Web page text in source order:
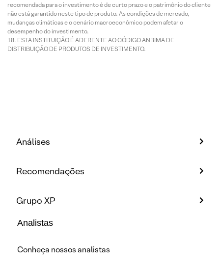
recomendada para o investimento é de curto prazo e o patrimônio do cliente
não está garantido neste tipo de produto. As condições de mercado,
mudanças climáticas e o cenário macroeconômico podem afetar o
desempenho do investimento.
ESTA INSTITUIÇÃO É ADERENTE AO CÓDIGO ANBIMA DE
DISTRIBUIÇÃO DE PRODUTOS DE INVESTIMENTO.
Análises
Recomendações
Grupo XP
Analistas
Conheça nossos analistas